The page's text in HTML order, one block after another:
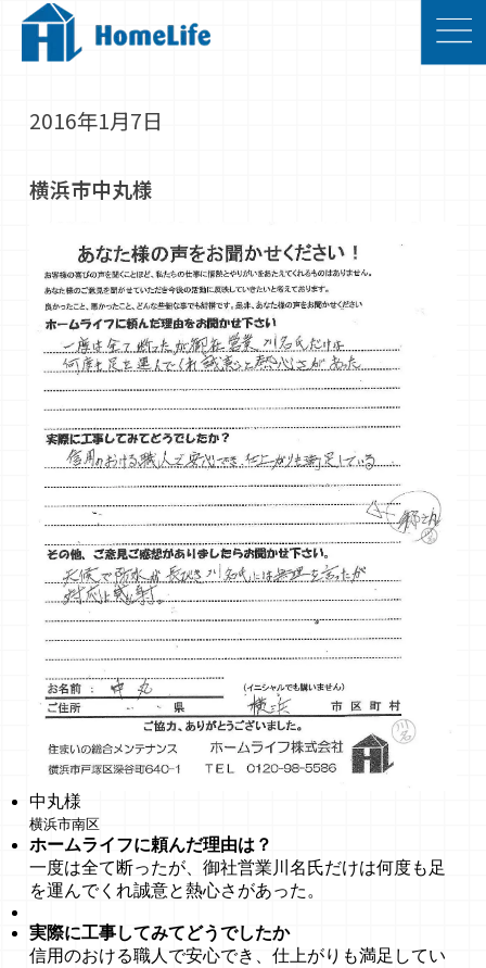
2016年1月7日
横浜市中丸様
中丸様
横浜市南区
ホームライフに頼んだ理由は？
一度は全て断ったが、御社営業川名氏だけは何度も足
を運んでくれ誠意と熱心さがあった。
実際に工事してみてどうでしたか
信用のおける職人で安心でき、仕上がりも満足してい